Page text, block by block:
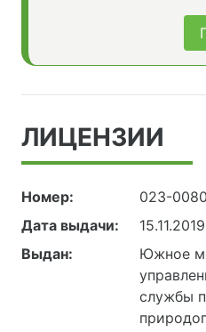
ЛИЦЕНЗИИ
Номер:
023-
Дата выдачи:
15.11.2019
Выдан:
Южное
службы